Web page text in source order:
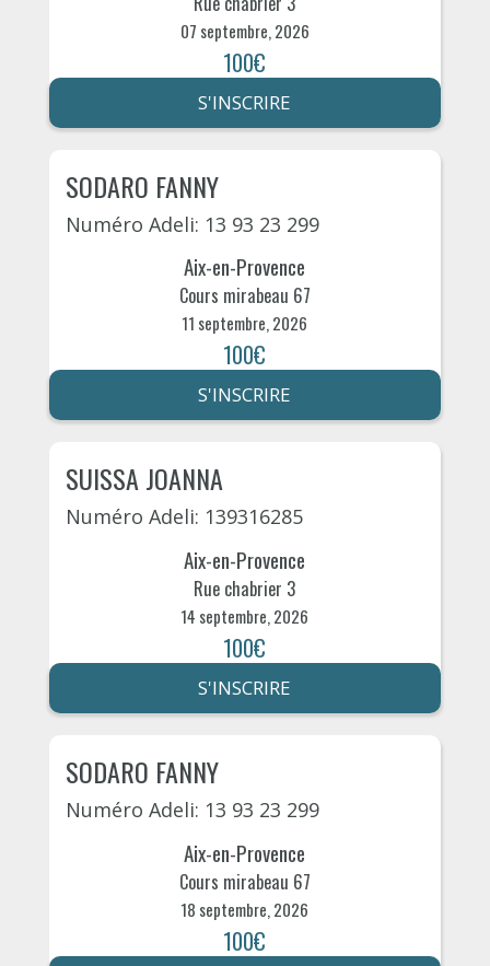
07 septembre, 2026
100€
S'INSCRIRE
SODARO FANNY
Numéro Adeli: 13 93 23 299
Aix-en-Provence
Cours mirabeau 67
11 septembre, 2026
100€
S'INSCRIRE
SUISSA JOANNA
Numéro Adeli: 139316285
Aix-en-Provence
Rue chabrier 3
14 septembre, 2026
100€
S'INSCRIRE
SODARO FANNY
Numéro Adeli: 13 93 23 299
Aix-en-Provence
Cours mirabeau 67
18 septembre, 2026
100€